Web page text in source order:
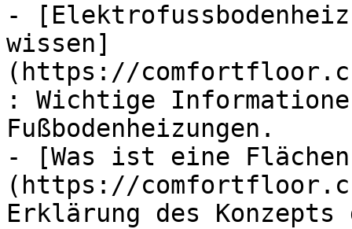
-
wissen]
(https://
: Wichtige
Fußbodenheizungen.
- [Was ist eine
(https://
Erklärung des